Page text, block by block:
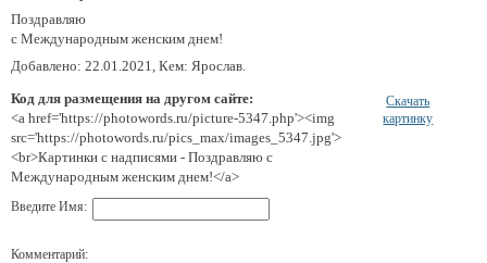
Поздравляю
с Международным женским днем!
Добавлено: 22.01.2021, Кем: Ярослав.
Код для размещения на другом сайте:
<a href='https://photowords.ru/picture-5347.php'><img
src='https://photowords.ru/pics_max/images_5347.jpg'>
<br>Картинки с надписями - Поздравляю с
Международным женским днем!</a>
Скачать
картинку
Введите Имя:
Комментарий: